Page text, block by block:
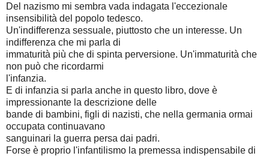
Del nazismo mi sembra vada indagata l'eccezionale
insensibilità del popolo tedesco.
Un'indifferenza sessuale, piuttosto che un interesse. Un
indifferenza che mi parla di
immaturità più che di spinta perversione. Un'immaturità che
non può che ricordarmi
l'infanzia.
E di infanzia si parla anche in questo libro, dove è
impressionante la descrizione delle
bande di bambini, figli di nazisti, che nella germania ormai
occupata continuavano
sanguinari la guerra persa dai padri.
Forse è proprio l'infantilismo la premessa indispensabile di